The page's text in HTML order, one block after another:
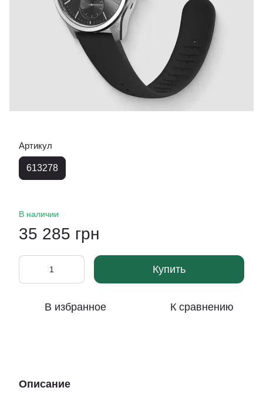
Артикул
613278
В наличии
35 285 грн
Купить
В избранное К сравнению
Описание